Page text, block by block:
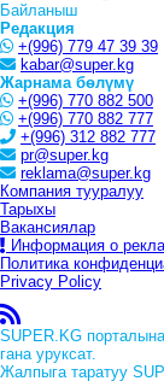
Байланыш
Редакция
+(996) 779 47 39 39
kabar@super.kg
Жарнама бөлүмү
+(996) 770 882 500
+(996) 770 882 777
+(996) 312 882 777
pr@super.kg
reklama@super.kg
Компания тууралуу
Тарыхы
Вакансиялар
Информация о
Политика
Privacy Policy
SUPER.KG
гана уруксат.
Жалпыга таратуу